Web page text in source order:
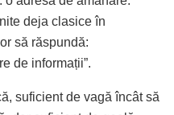
deja clasice în
să răspundă:
de informații”.
suficient de vagă încât să